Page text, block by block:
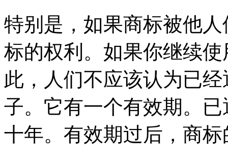
特别是，如果商标被他
标的权利。如果你继续
此，人们不应该认为已
子。它有一个有效期。
十年。有效期过后，商